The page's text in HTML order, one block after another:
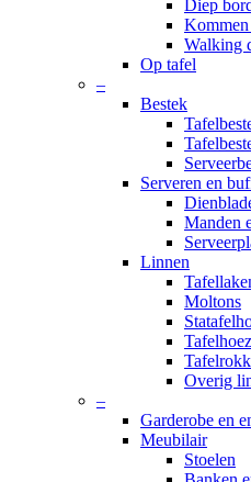
Diep
Kommen
Walking
Op tafel
–
Bestek
Serveren en
Manden
Linnen
Moltons
Overig
–
Garderobe en
Meubilair
Stoelen